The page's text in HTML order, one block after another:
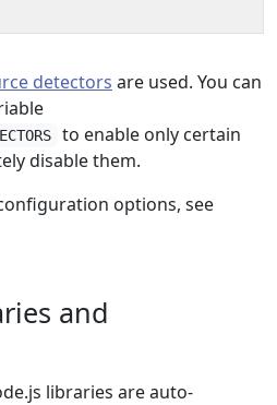
detectors are used. You can
to enable only certain
disable them.
options, see
and
libraries are auto-